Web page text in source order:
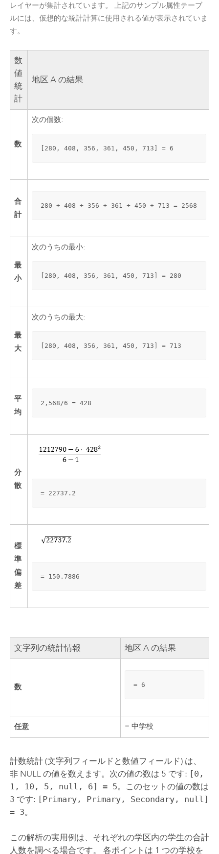
レイヤーが集計されています。 上記のサンプル属性テーブ
ルには、仮想的な統計計算に使用される値が表示されていま
す。
数
値
統
計
地区 A の結果
数
次の個数:
[280, 408, 356, 361, 450, 713] = 6
合
計
280 + 408 + 356 + 361 + 450 + 713 = 2568
最
小
次のうちの最小:
[280, 408, 356, 361, 450, 713] = 280
最
大
次のうちの最大:
[280, 408, 356, 361, 450, 713] = 713
平
均
2,568/6 = 428
分
散
= 22737.2
標
準
偏
差
= 150.7886
文字列の統計情報 地区 A の結果
数 = 6
任意 = 中学校
計数統計 (文字列フィールドと数値フィールド) は、
非 NULL の値を数えます。次の値の数は 5 です: [0,
1, 10, 5, null, 6] = 5。このセットの値の数は
3 です: [Primary, Primary, Secondary, null]
= 3。
この解析の実用例は、それぞれの学区内の学生の合計
人数を調べる場合です。 各ポイントは 1 つの学校を